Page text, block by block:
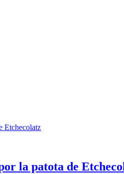
la patota de